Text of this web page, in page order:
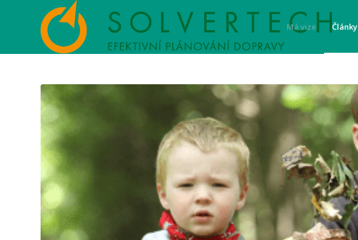
Má vize Články